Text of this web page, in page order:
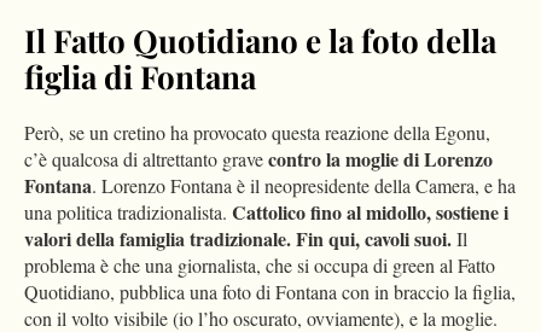
Il Fatto Quotidiano e la foto della
figlia di Fontana
Però, se un cretino ha provocato questa reazione della Egonu,
c’è qualcosa di altrettanto gravecontro la moglie di Lorenzo
Fontana. Lorenzo Fontana è il neopresidente della Camera, e ha
una politica tradizionalista. Cattolico fino al midollo, sostiene i
valori della famiglia tradizionale. Fin qui, cavoli suoi.Il
problema è che una giornalista, che si occupa di green al Fatto
Quotidiano, pubblica una foto di Fontana con in braccio la figlia,
con il volto visibile (io l’ho oscurato, ovviamente), e la moglie.